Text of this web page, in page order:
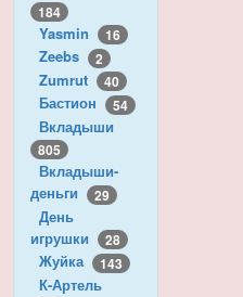
184
Yasmin 16
Zeebs 2
Zumrut 40
Бастион 54
Вкладыши
805
Вкладыши-
деньги
29
День
игрушки
28
Жуйка 143
К-Артель